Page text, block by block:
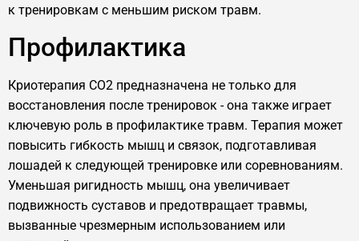
к тренировкам с меньшим риском травм.
Профилактика
Криотерапия CO2 предназначена не только для
восстановления после тренировок - она также играет
ключевую роль в профилактике травм. Терапия может
повысить гибкость мышц и связок, подготавливая
лошадей к следующей тренировке или соревнованиям.
Уменьшая ригидность мышц, она увеличивает
подвижность суставов и предотвращает травмы,
вызванные чрезмерным использованием или